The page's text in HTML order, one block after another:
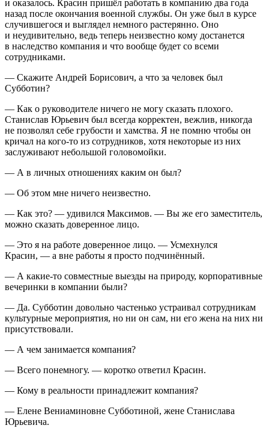
и оказалось. Красин пришёл работать в компанию два года
назад после окончания военной службы. Он уже был в курсе
случившегося и выглядел немного растерянно. Оно
и неудивительно, ведь теперь неизвестно кому достанется
в наследство компания и что вообще будет со всеми
сотрудниками.
— Скажите Андрей Борисович, а что за человек был
Субботин?
— Как о руководителе ничего не могу сказать плохого.
Станислав Юрьевич был всегда корректен, вежлив, никогда
не позволял себе грубости и хамства. Я не помню чтобы он
кричал на кого-то из сотрудников, хотя некоторые из них
заслуживают небольшой головомойки.
— А в личных отношениях каким он был?
— Об этом мне ничего неизвестно.
— Как это? — удивился Максимов. — Вы же его заместитель,
можно сказать доверенное лицо.
— Это я на работе доверенное лицо. — Усмехнулся
Красин, — а вне работы я просто подчинённый.
— А какие-то совместные выезды на природу, корпоративные
вечеринки в компании были?
— Да. Субботин довольно частенько устраивал сотрудникам
культурные мероприятия, но ни он сам, ни его жена на них ни
присутствовали.
— А чем занимается компания?
— Всего понемногу. — коротко ответил Красин.
— Кому в реальности принадлежит компания?
— Елене Вениаминовне Субботиной, жене Станислава
Юрьевича.